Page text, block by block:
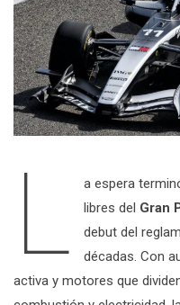
L
a espera
libres del Gran
debut del
décadas. Con
activa y motores que